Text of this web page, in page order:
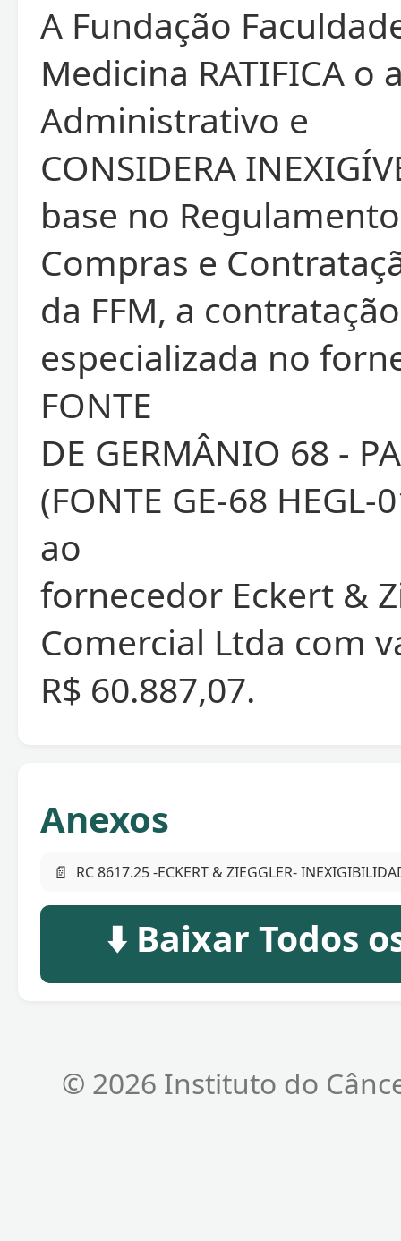
A Fundação
Medicina RATIFICA o
Administrativo e
CONSIDERA
base no
Compras e
da FFM, a
especializada no
FONTE
DE GERMÂNIO 68 -
(FONTE GE-68
ao
fornecedor Eckert &
Comercial Ltda com
R$ 60.887,07.
Anexos
📄 RC 8617.25 -ECKERT & ZIEGGLER-
⬇️ Baixar Todos
© 2026 Instituto do